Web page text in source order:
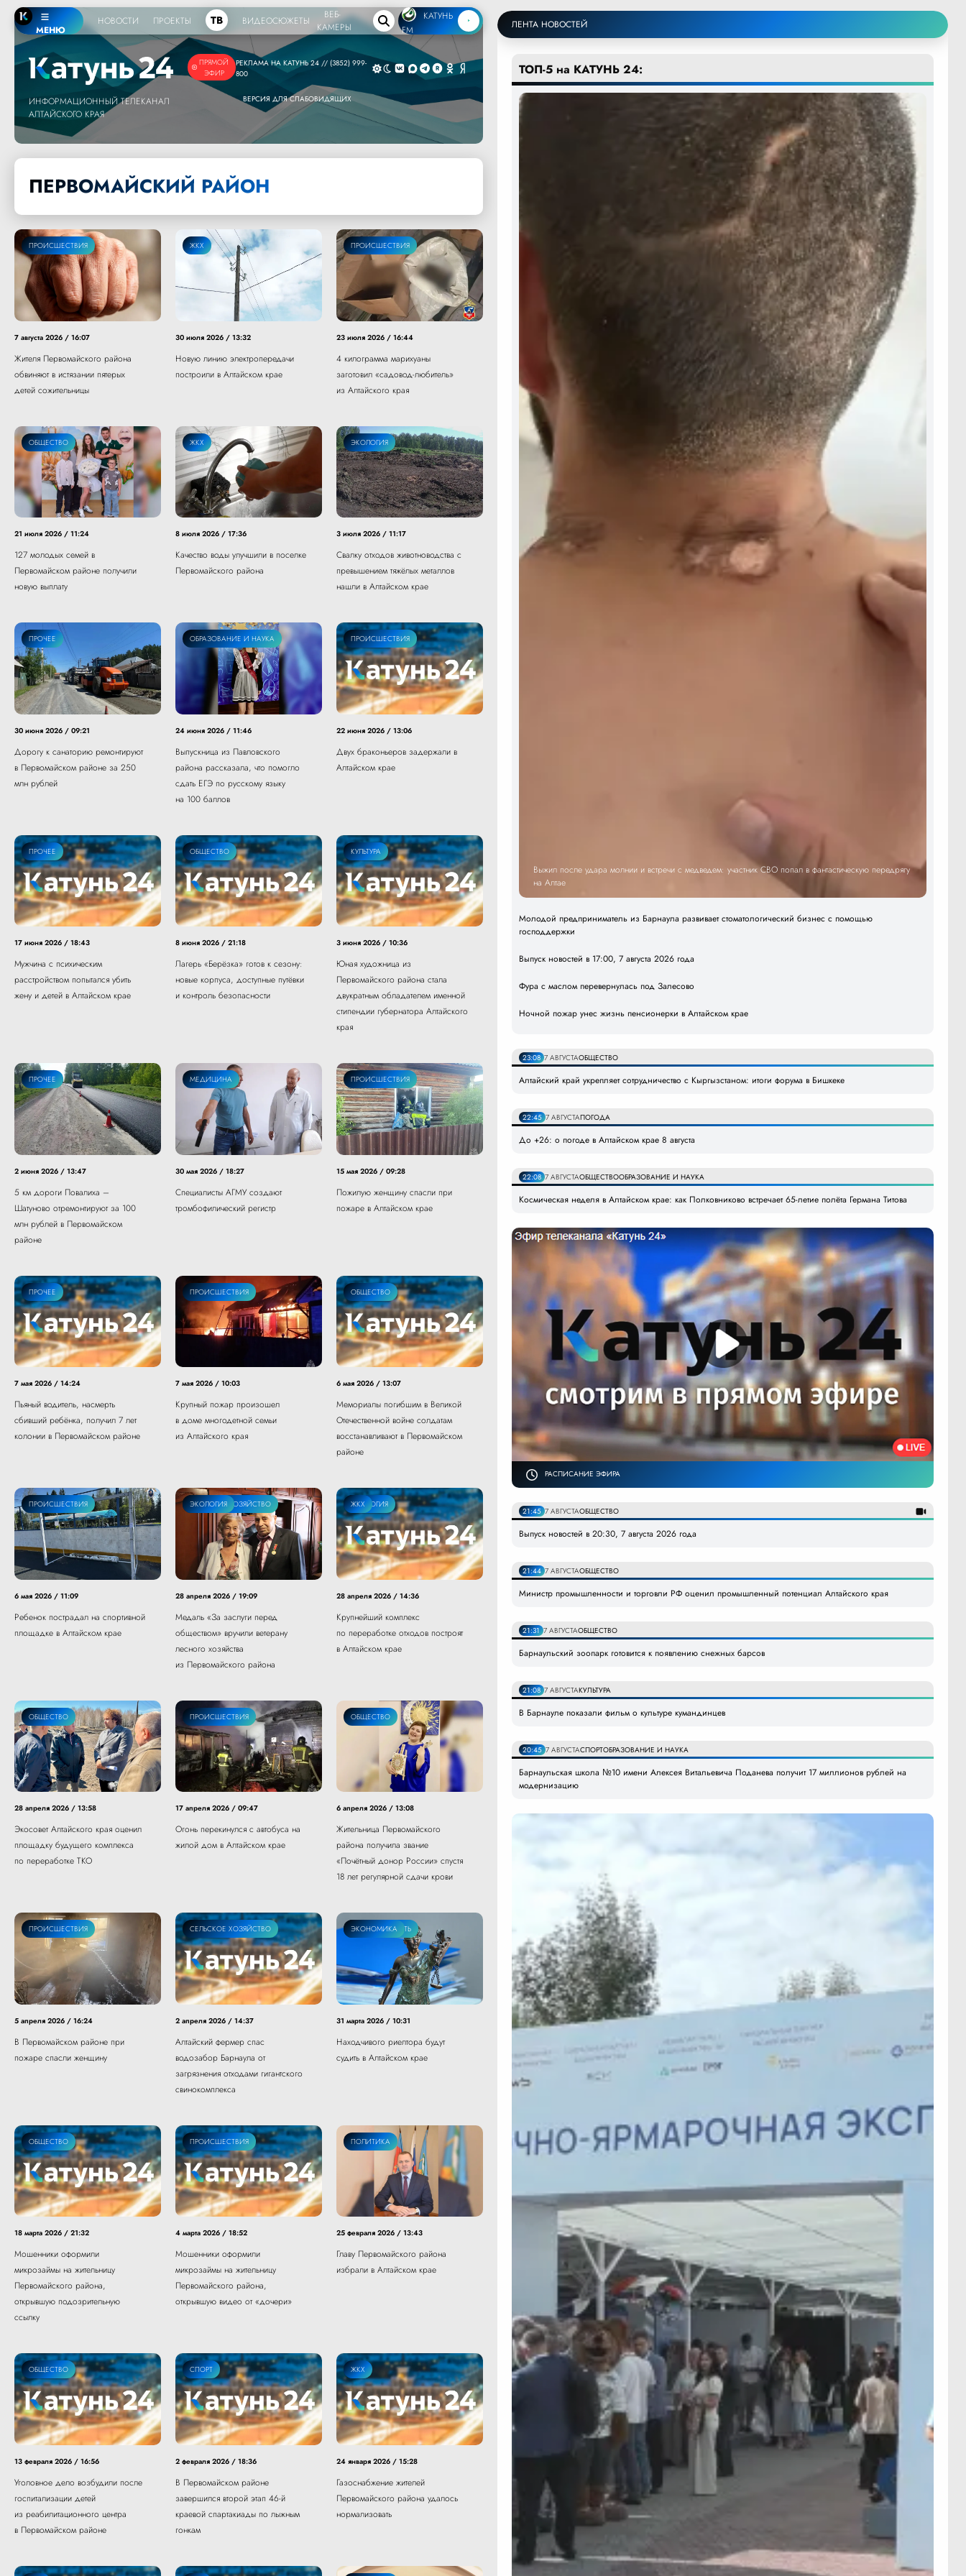
МЕНЮ
НОВОСТИ ПРОЕКТЫ ТВ ВИДЕОСЮЖЕТЫ
ВЕБ-
КАМЕРЫ
КАТУНЬ
FM
ПРЯМОЙ
ЭФИР
ИНФОРМАЦИОННЫЙ ТЕЛЕКАНАЛ
АЛТАЙСКОГО КРАЯ
РЕКЛАМА НА КАТУНЬ 24 // (3852) 999-
800
ВЕРСИЯ ДЛЯ СЛАБОВИДЯЩИХ
ПЕРВОМАЙСКИЙ РАЙОН
ПРОИСШЕСТВИЯ
7 августа 2026 / 16:07
Жителя Первомайского района
обвиняют в истязании пятерых
детей сожительницы
ЖКХ
30 июля 2026 / 13:32
Новую линию электропередачи
построили в Алтайском крае
ПРОИСШЕСТВИЯ
23 июля 2026 / 16:44
4 килограмма марихуаны
заготовил «садовод-любитель»
из Алтайского края
ОБЩЕСТВО
21 июля 2026 / 11:24
127 молодых семей в
Первомайском районе получили
новую выплату
ЖКХ
8 июля 2026 / 17:36
Качество воды улучшили в поселке
Первомайского района
ЭКОЛОГИЯ
3 июля 2026 / 11:17
Свалку отходов животноводства с
превышением тяжёлых металлов
нашли в Алтайском крае
ПРОЧЕЕ
30 июня 2026 / 09:21
Дорогу к санаторию ремонтируют
в Первомайском районе за 250
млн рублей
ОБРАЗОВАНИЕ И НАУКА
24 июня 2026 / 11:46
Выпускница из Павловского
района рассказала, что помогло
сдать ЕГЭ по русскому языку
на 100 баллов
ПРОИСШЕСТВИЯ
22 июня 2026 / 13:06
Двух браконьеров задержали в
Алтайском крае
ПРОЧЕЕ
17 июня 2026 / 18:43
Мужчина с психическим
расстройством попытался убить
жену и детей в Алтайском крае
ОБЩЕСТВО
8 июня 2026 / 21:18
Лагерь «Берёзка» готов к сезону:
новые корпуса, доступные путёвки
и контроль безопасности
КУЛЬТУРА
3 июня 2026 / 10:36
Юная художница из
Первомайского района стала
двукратным обладателем именной
стипендии губернатора Алтайского
края
ПРОЧЕЕ
2 июня 2026 / 13:47
5 км дороги Повалиха –
Шатуново отремонтируют за 100
млн рублей в Первомайском
районе
МЕДИЦИНА
30 мая 2026 / 18:27
Специалисты АГМУ создают
тромбофилический регистр
ПРОИСШЕСТВИЯ
15 мая 2026 / 09:28
Пожилую женщину спасли при
пожаре в Алтайском крае
ПРОЧЕЕ
7 мая 2026 / 14:24
Пьяный водитель, насмерть
сбивший ребёнка, получил 7 лет
колонии в Первомайском районе
ПРОИСШЕСТВИЯ
7 мая 2026 / 10:03
Крупный пожар произошел
в доме многодетной семьи
из Алтайского края
ОБЩЕСТВО
6 мая 2026 / 13:07
Мемориалы погибшим в Великой
Отечественной войне солдатам
восстанавливают в Первомайском
районе
ПРОИСШЕСТВИЯ
6 мая 2026 / 11:09
Ребенок пострадал на спортивной
площадке в Алтайском крае
СЕЛЬСКОЕ ХОЗЯЙСТВО
ЭКОЛОГИЯ
28 апреля 2026 / 19:09
Медаль «За заслуги перед
обществом» вручили ветерану
лесного хозяйства
из Первомайского района
ЭКОЛОГИЯ
ЖКХ
28 апреля 2026 / 14:36
Крупнейший комплекс
по переработке отходов построят
в Алтайском крае
ЭКОЛОГИЯ
ОБЩЕСТВО
28 апреля 2026 / 13:58
Экосовет Алтайского края оценил
площадку будущего комплекса
по переработке ТКО
ПРОИСШЕСТВИЯ
17 апреля 2026 / 09:47
Огонь перекинулся с автобуса на
жилой дом в Алтайском крае
ОБЩЕСТВО
6 апреля 2026 / 13:08
Жительница Первомайского
района получила звание
«Почётный донор России» спустя
18 лет регулярной сдачи крови
ПРОИСШЕСТВИЯ
5 апреля 2026 / 16:24
В Первомайском районе при
пожаре спасли женщину
СЕЛЬСКОЕ ХОЗЯЙСТВО
2 апреля 2026 / 14:37
Алтайский фермер спас
водозабор Барнаула от
загрязнения отходами гигантского
свинокомплекса
НЕДВИЖИМОСТЬ
ЭКОНОМИКА
31 марта 2026 / 10:31
Находчивого риелтора будут
судить в Алтайском крае
ОБЩЕСТВО
18 марта 2026 / 21:32
Мошенники оформили
микрозаймы на жительницу
Первомайского района,
открывшую подозрительную
ссылку
ПРОИСШЕСТВИЯ
4 марта 2026 / 18:52
Мошенники оформили
микрозаймы на жительницу
Первомайского района,
открывшую видео от «дочери»
ПОЛИТИКА
25 февраля 2026 / 13:43
Главу Первомайского района
избрали в Алтайском крае
ОБЩЕСТВО
13 февраля 2026 / 16:56
Уголовное дело возбудили после
госпитализации детей
из реабилитационного центра
в Первомайском районе
СПОРТ
2 февраля 2026 / 18:36
В Первомайском районе
завершился второй этап 46-й
краевой спартакиады по лыжным
гонкам
ЖКХ
24 января 2026 / 15:28
Газоснабжение жителей
Первомайского района удалось
нормализовать
ЛЕНТА НОВОСТЕЙ
ТОП-5 на КАТУНЬ 24:
Выжил после удара молнии и встречи с медведем: участник СВО попал в фантастическую передрягу
на Алтае
Молодой предприниматель из Барнаула развивает стоматологический бизнес с помощью
господдержки
Выпуск новостей в 17:00, 7 августа 2026 года
Фура с маслом перевернулась под Залесово
Ночной пожар унес жизнь пенсионерки в Алтайском крае
23:08 7 АВГУСТАОБЩЕСТВО
Алтайский край укрепляет сотрудничество с Кыргызстаном: итоги форума в Бишкеке
22:45 7 АВГУСТАПОГОДА
До +26: о погоде в Алтайском крае 8 августа
22:08 7 АВГУСТАОБЩЕСТВООБРАЗОВАНИЕ И НАУКА
Космическая неделя в Алтайском крае: как Полковниково встречает 65-летие полёта Германа Титова
РАСПИСАНИЕ ЭФИРА
21:45 7 АВГУСТАОБЩЕСТВО
Выпуск новостей в 20:30, 7 августа 2026 года
21:44 7 АВГУСТАОБЩЕСТВО
Министр промышленности и торговли РФ оценил промышленный потенциал Алтайского края
21:31 7 АВГУСТАОБЩЕСТВО
Барнаульский зоопарк готовится к появлению снежных барсов
21:08 7 АВГУСТАКУЛЬТУРА
В Барнауле показали фильм о культуре кумандинцев
20:45 7 АВГУСТАСПОРТОБРАЗОВАНИЕ И НАУКА
Барнаульская школа №10 имени Алексея Витальевича Поданева получит 17 миллионов рублей на
модернизацию